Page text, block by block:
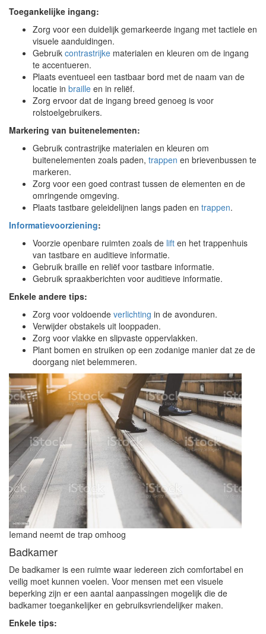
Toegankelijke ingang:
Zorg voor een duidelijk gemarkeerde ingang met tactiele en
visuele aanduidingen.
Gebruik contrastrijke materialen en kleuren om de ingang
te accentueren.
Plaats eventueel een tastbaar bord met de naam van de
locatie in braille en in reliëf.
Zorg ervoor dat de ingang breed genoeg is voor
rolstoelgebruikers.
Markering van buitenelementen:
Gebruik contrastrijke materialen en kleuren om
buitenelementen zoals paden, trappen en brievenbussen te
markeren.
Zorg voor een goed contrast tussen de elementen en de
omringende omgeving.
Plaats tastbare geleidelijnen langs paden en trappen.
Informatievoorziening:
Voorzie openbare ruimten zoals de lift en het trappenhuis
van tastbare en auditieve informatie.
Gebruik braille en reliëf voor tastbare informatie.
Gebruik spraakberichten voor auditieve informatie.
Enkele andere tips:
Zorg voor voldoende verlichting in de avonduren.
Verwijder obstakels uit looppaden.
Zorg voor vlakke en slipvaste oppervlakken.
Plant bomen en struiken op een zodanige manier dat ze de
doorgang niet belemmeren.
Iemand neemt de trap omhoog
Badkamer
De badkamer is een ruimte waar iedereen zich comfortabel en
veilig moet kunnen voelen. Voor mensen met een visuele
beperking zijn er een aantal aanpassingen mogelijk die de
badkamer toegankelijker en gebruiksvriendelijker maken.
Enkele tips: